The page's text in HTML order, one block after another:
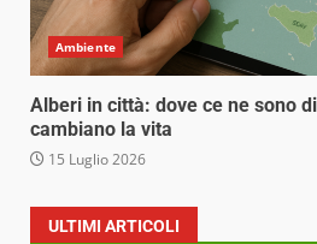
Ambiente
Alberi in città: dove ce ne sono
cambiano la vita
15 Luglio 2026
ULTIMI ARTICOLI